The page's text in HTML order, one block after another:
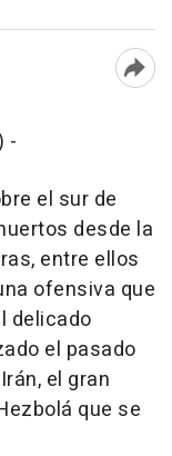
-
el sur de
desde la
entre ellos
ofensiva que
delicado
el pasado
el gran
que se